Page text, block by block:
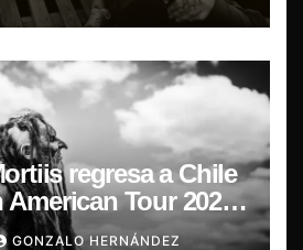
regresa a Chile
Tour 2026”
en Sala RBX
GONZALO HERNÁNDEZ